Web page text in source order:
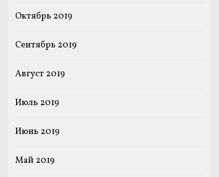
Октябрь 2019
Сентябрь 2019
Август 2019
Июль 2019
Июнь 2019
Май 2019